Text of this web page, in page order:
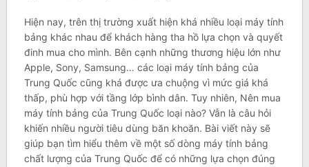
Hiện nay, trên thị trường xuất hiện khá nhiều loại máy tính
bảng khác nhau để khách hàng tha hồ lựa chọn và quyết
đinh mua cho mình. Bên cạnh những thương hiệu lớn như
Apple, Sony, Samsung… các loại máy tính bảng của
Trung Quốc cũng khá được ưa chuộng vì mức giá khá
thấp, phù hợp với tầng lớp bình dân. Tuy nhiên, Nên mua
máy tính bảng của Trung Quốc loại nào? Vẫn là câu hỏi
khiến nhiều người tiêu dùng băn khoăn. Bài viết này sẽ
giúp bạn tìm hiểu thêm về một số dòng máy tính bảng
chất lượng của Trung Quốc để có những lựa chọn đúng